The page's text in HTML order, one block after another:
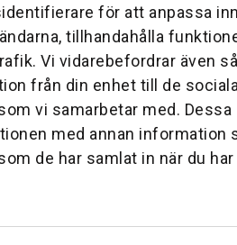
för att anpassa
tillhandahålla
Vi vidarebefordrar även
från din enhet till de
vi samarbetar med. Dessa
med annan information
de har samlat in när du